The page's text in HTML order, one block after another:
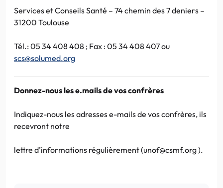
Services et Conseils Santé – 74 chemin des 7 deniers –
31200 Toulouse
Tél.: 05 34 408 408 ; Fax : 05 34 408 407 ou
scs@solumed.org
Donnez-nous les e.mails de vos confrères
Indiquez-nous les adresses e-mails de vos confrères, ils
recevront notre
lettre d’informations régulièrement (unof@csmf.org ).